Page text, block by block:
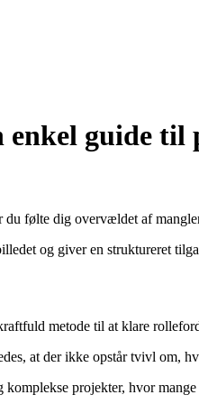
guide til
du følte dig overvældet af
og giver en struktureret
metode til at klare
at der ikke opstår tvivl om,
projekter, hvor